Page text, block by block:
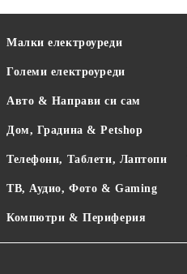
Малки електроуреди
Големи електроуреди
Авто & Направи си сам
Дом, Градина & Petshop
Телефони, Таблети, Лаптопи
ТВ, Аудио, Фото & Gaming
Компютри & Периферия